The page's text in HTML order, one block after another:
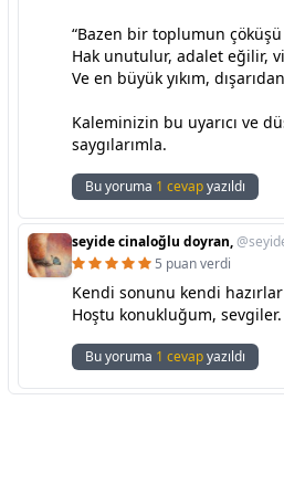
“Bazen bir toplumun
Hak unutulur, adalet eğilir,
Ve en büyük yıkım,
Kaleminizin bu uyarıcı ve
saygılarımla.
Bu yoruma 1 cevapyazıldı
seyide cinaloğlu doyran,
5 puan verdi
Kendi sonunu kendi
Hoştu konukluğum, sevgiler.
Bu yoruma 1 cevapyazıldı